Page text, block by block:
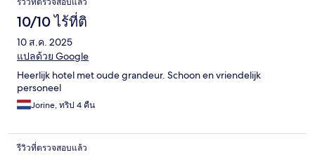
รีวิวที่ตรวจสอบแล้ว
10/10 ไร้ที่ติ
10 ส.ค. 2025
แปลด้วย Google
Heerlijk hotel met oude grandeur. Schoon en vriendelijk
personeel
Jorine, ทริป 4 คืน
รีวิวที่ตรวจสอบแล้ว